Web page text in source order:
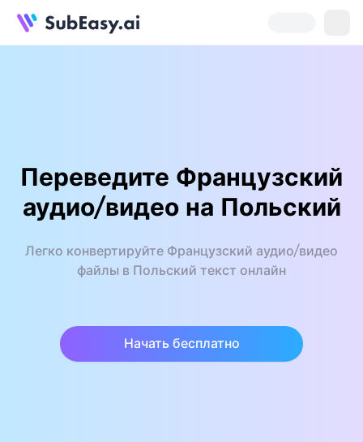
Переведите Французский
аудио/видео на Польский
Легко конвертируйте Французский аудио/видео
файлы в Польский текст онлайн
Начать бесплатно